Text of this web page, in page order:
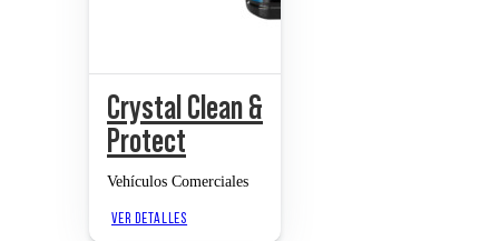
Crystal Clean &
Protect
Vehículos Comerciales
VER DETALLES